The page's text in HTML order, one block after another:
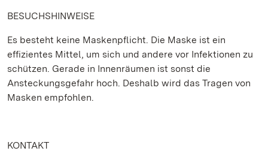
BESUCHSHINWEISE
Es besteht keine Maskenpflicht. Die Maske ist ein
effizientes Mittel, um sich und andere vor Infektionen zu
schützen. Gerade in Innenräumen ist sonst die
Ansteckungsgefahr hoch. Deshalb wird das Tragen von
Masken empfohlen.
KONTAKT